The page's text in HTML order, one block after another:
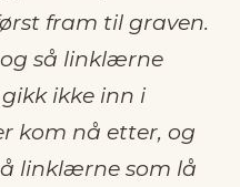
fram til graven.
så linklærne
ikke inn i
kom nå etter, og
linklærne som lå